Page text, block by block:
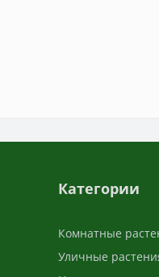
Категории
Комнатные
Уличные